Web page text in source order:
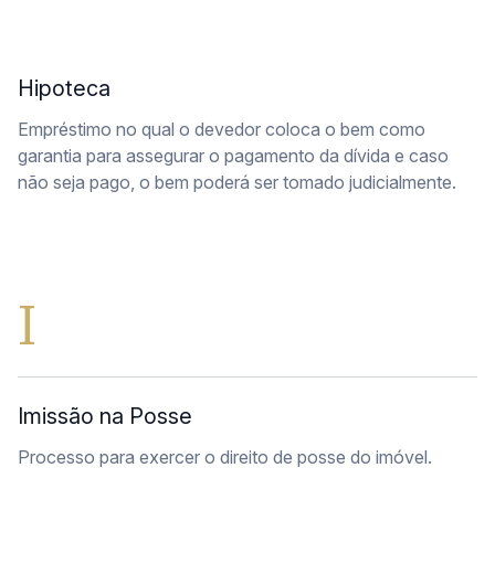
Hipoteca
Empréstimo no qual o devedor coloca o bem como
garantia para assegurar o pagamento da dívida e caso
não seja pago, o bem poderá ser tomado judicialmente.
I
Imissão na Posse
Processo para exercer o direito de posse do imóvel.